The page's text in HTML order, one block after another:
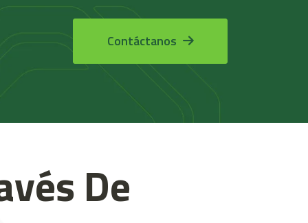
Contáctanos
De